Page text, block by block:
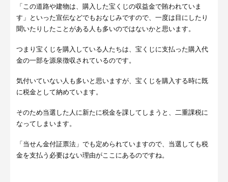
「この道路や建物は、購入した宝くじの収益金で賄われていま
す」といった宣伝などでもおなじみですので、一度は目にしたり
聞いたりしたことがある人も多いのではないかと思います。
つまり宝くじを購入している人たちは、宝くじに支払った購入代
金の一部を源泉徴収されているのです。
気付いていない人も多いと思いますが、宝くじを購入する時に既
に税金として納めています。
そのため当選した人に新たに税金を課してしまうと、二重課税に
なってしまいます。
「当せん金付証票法」でも定められていますので、当選しても税
金を支払う必要はない理由がここにあるのですね。